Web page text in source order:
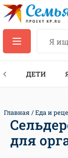
ДЕТИ
Главная Еда и
для